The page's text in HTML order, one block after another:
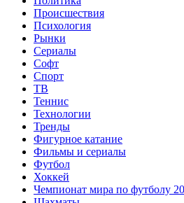
Происшествия
Психология
Рынки
Сериалы
Софт
Спорт
ТВ
Теннис
Технологии
Тренды
Фигурное катание
Фильмы и сериалы
Футбол
Хоккей
Чемпионат мира по футболу